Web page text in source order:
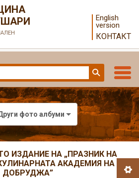
English
version
КОНТАКТ
фото албуми
ИЗДАНИЕ НА „ПРАЗНИК НА
АКАДЕМИЯ НА
ДОБРУДЖА”